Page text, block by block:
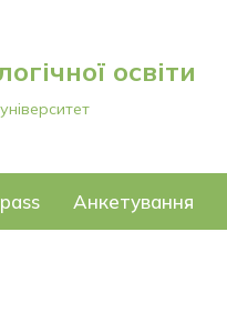
освіти
Анкетування